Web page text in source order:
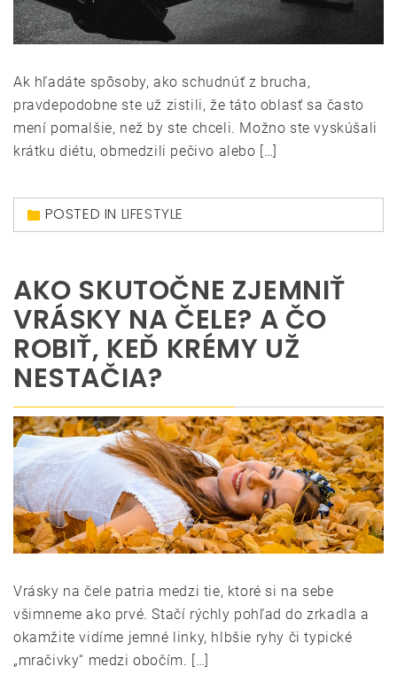
Ak hľadáte spôsoby, ako schudnúť z brucha,
pravdepodobne ste už zistili, že táto oblasť sa často
mení pomalšie, než by ste chceli. Možno ste vyskúšali
krátku diétu, obmedzili pečivo alebo […]
POSTED IN LIFESTYLE
AKO SKUTOČNE ZJEMNIŤ
VRÁSKY NA ČELE? A ČO
ROBIŤ, KEĎ KRÉMY UŽ
NESTAČIA?
Vrásky na čele patria medzi tie, ktoré si na sebe
všimneme ako prvé. Stačí rýchly pohľad do zrkadla a
okamžite vidíme jemné linky, hlbšie ryhy či typické
„mračivky“ medzi obočím. […]